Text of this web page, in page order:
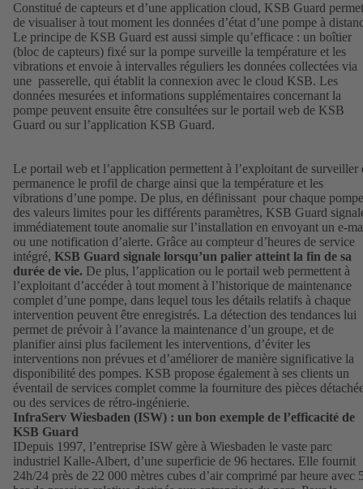
Constitué de capteurs et d’une application cloud, KSB Guard permet
de visualiser à tout moment les données d’état d’une pompe à
Le principe de KSB Guard est aussi simple qu’efficace : un boîtier
(bloc de capteurs) fixé sur la pompe surveille la température et les
vibrations et envoie à intervalles réguliers les données collectées via
une passerelle, qui établit la connexion avec le cloud KSB. Les
données mesurées et informations supplémentaires concernant la
pompe peuvent ensuite être consultées sur le portail web de KSB
Guard ou sur l’application KSB Guard.
Le portail web et l’application permettent à l’exploitant de surveiller
permanence le profil de charge ainsi que la température et les
vibrations d’une pompe. De plus, en définissant pour chaque pompe
des valeurs limites pour les différents paramètres, KSB Guard
immédiatement toute anomalie sur l’installation en envoyant un e-
ou une notification d’alerte. Grâce au compteur d’heures de service
intégré, KSB Guard signale lorsqu’un palier atteint la fin de sa
durée de vie. De plus, l’application ou le portail web permettent à
l’exploitant d’accéder à tout moment à l’historique de maintenance
complet d’une pompe, dans lequel tous les détails relatifs à chaque
intervention peuvent être enregistrés. La détection des tendances lui
permet de prévoir à l’avance la maintenance d’un groupe, et de
planifier ainsi plus facilement les interventions, d’éviter les
interventions non prévues et d’améliorer de manière significative la
disponibilité des pompes. KSB propose également à ses clients un
éventail de services complet comme la fourniture des pièces
ou des services de rétro-ingénierie.
InfraServ Wiesbaden (ISW) : un bon exemple de l’efficacité de
KSB Guard
IDepuis 1997, l’entreprise ISW gère à Wiesbaden le vaste parc
industriel Kalle-Albert, d’une superficie de 96 hectares. Elle fournit
24h/24 près de 22 000 mètres cubes d’air comprimé par heure avec